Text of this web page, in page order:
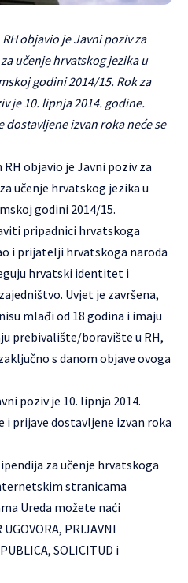
objavio je Javni poziv za
učenje hrvatskog jezika u
godini 2014/15. Rok za
je 10. lipnja 2014. godine.
izvan roka neće se
objavio je Javni poziv za
učenje hrvatskog jezika u
godini 2014/15.
pripadnici hrvatskoga
i prijatelji hrvatskoga naroda
hrvatski identitet i
Uvjet je završena,
mlađi od 18 godina i imaju
prebivalište/boravište u RH,
s danom objave ovoga
poziv je 10. lipnja 2014.
i prijave dostavljene izvan roka
za učenje hrvatskoga
stranicama
Ureda možete naći
PRIJAVNI
SOLICITUD i